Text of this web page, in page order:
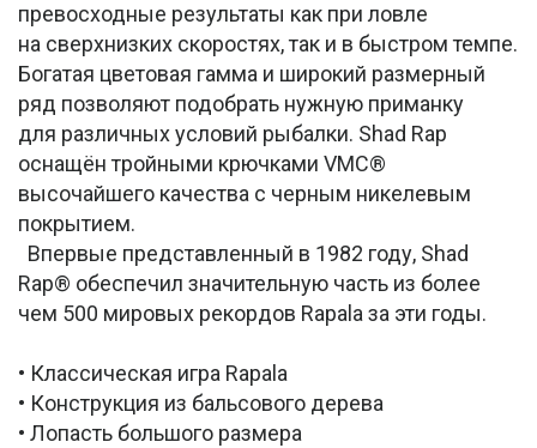
превосходные результаты как при ловле
на сверхнизких скоростях, так и в быстром темпе.
Богатая цветовая гамма и широкий размерный
ряд позволяют подобрать нужную приманку
для различных условий рыбалки. Shad Rap
оснащён тройными крючками VMC®
высочайшего качества с черным никелевым
покрытием.
Впервые представленный в 1982 году, Shad
Rap® обеспечил значительную часть из более
чем 500 мировых рекордов Rapala за эти годы.
• Классическая игра Rapala
• Конструкция из бальсового дерева
• Лопасть большого размера